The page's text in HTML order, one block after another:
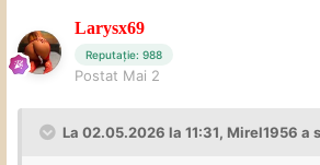
Larysx69
Reputație: 988
Postat Mai 2
La 02.05.2026 la 11:31, Mirel1956 a